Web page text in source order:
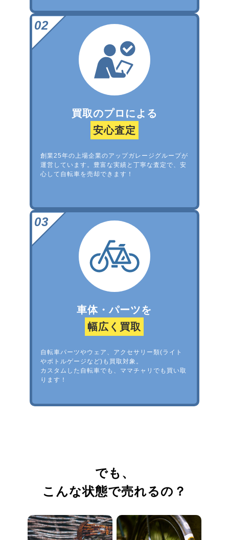
買取のプロによる
安心査定
創業25年の上場企業のアップガレージグループが
運営しています。豊富な実績と丁寧な査定で、安
心して自転車を売却できます！
車体・パーツを
幅広く買取
自転車パーツやウェア、アクセサリー類(ライト
やボトルゲージなど)も買取対象。
カスタムした自転車でも、ママチャリでも買い取
ります！
でも、
こんな状態で売れるの？